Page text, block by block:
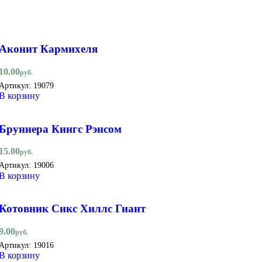
Кармихеля
руб.
19079
корзину
Кингс Рэнсом
руб.
19006
корзину
Сикс Хиллс Гиант
руб.
19016
корзину